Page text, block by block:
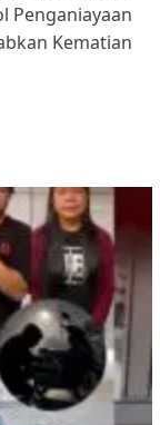
Penganiayaan
Kematian